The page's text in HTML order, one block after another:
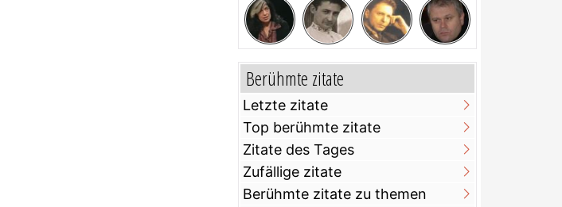
Berühmte zitate
Letzte zitate
Top berühmte zitate
Zitate des Tages
Zufällige zitate
Berühmte zitate zu themen